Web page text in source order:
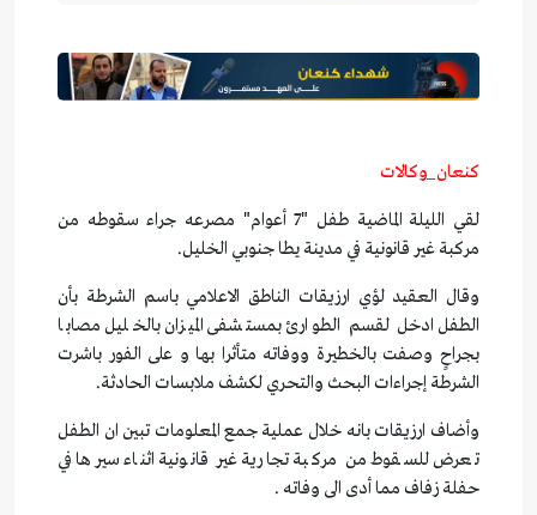
كنعان_وكالات
لقي الليلة الماضية طفل "7 أعوام" مصرعه جراء سقوطه من
مركبة غير قانونية في مدينة يطا جنوبي الخليل.
وقال العقيد لؤي ارزيقات الناطق الاعلامي باسم الشرطة بأن
الطفل ادخل لقسم الطوارئ بمستشفى الميزان بالخليل مصابا
بجراحٍ وصفت بالخطيرة ووفاته متأثرا بها و على الفور باشرت
الشرطة إجراءات البحث والتحري لكشف ملابسات الحادثة.
وأضاف ارزيقات بانه خلال عملية جمع المعلومات تبين ان الطفل
تعرض للسقوط من مركبة تجارية غير قانونية اثناء سيرها في
حفلة زفاف مما أدى الى وفاته .